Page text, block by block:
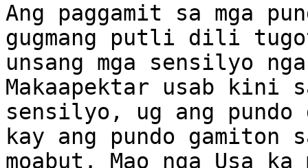
Ang paggamit sa mga
gugmang putli dili
unsang mga sensilyo
Makaapektar usab kini
sensilyo, ug ang
kay ang pundo gamiton
moabut. Mao nga Usa